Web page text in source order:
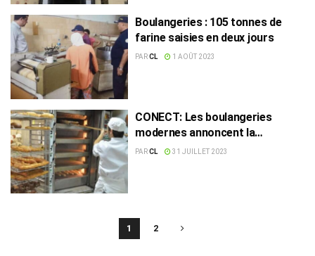
Boulangeries : 105 tonnes de
farine saisies en deux jours
PARCL 1 AOÛT 2023
CONECT: Les boulangeries
modernes annoncent la
suspension de leur activité
PARCL 31 JUILLET 2023
1 2